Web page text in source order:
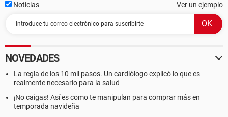
Noticias Ver un ejemplo
NOVEDADES
La regla de los 10 mil pasos. Un cardiólogo explicó lo que es
realmente necesario para la salud
¡No caigas! Así es como te manipulan para comprar más en
temporada navideña